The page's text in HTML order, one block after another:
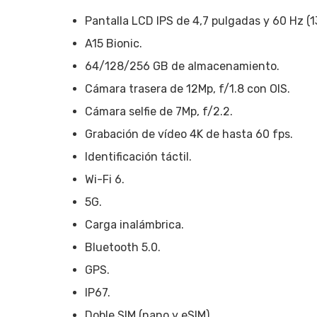
Pantalla LCD IPS de 4,7 pulgadas y 60 Hz
A15 Bionic.
64/128/256 GB de almacenamiento.
Cámara trasera de 12Mp, f/1.8 con OIS.
Cámara selfie de 7Mp, f/2.2.
Grabación de vídeo 4K de hasta 60 fps.
Identificación táctil.
Wi-Fi 6.
5G.
Carga inalámbrica.
Bluetooth 5.0.
GPS.
IP67.